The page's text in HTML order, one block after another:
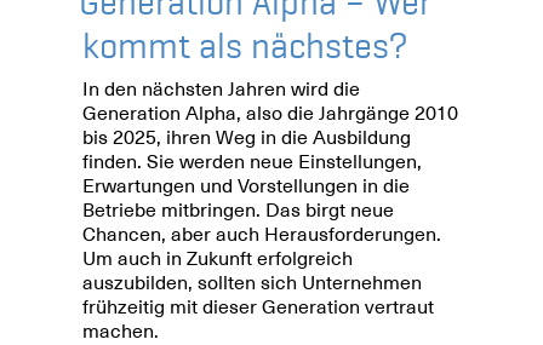
kommt als nächstes?
In den nächsten Jahren wird die
Generation Alpha, also die Jahrgänge 2010
bis 2025, ihren Weg in die Ausbildung
finden. Sie werden neue Einstellungen,
Erwartungen und Vorstellungen in die
Betriebe mitbringen. Das birgt neue
Chancen, aber auch Herausforderungen.
Um auch in Zukunft erfolgreich
auszubilden, sollten sich Unternehmen
frühzeitig mit dieser Generation vertraut
machen.